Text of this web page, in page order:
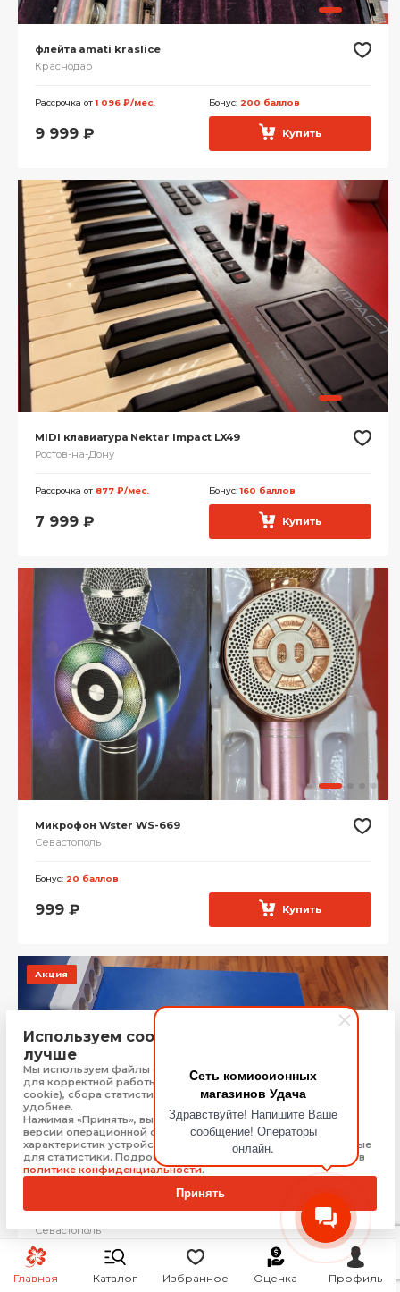
Cеть комиссионных
магазинов Удача
Здравствуйте! Напишите Ваше
сообщение! Операторы
онлайн.
Главная Каталог Избранное Оценка Профиль
флейта amati kraslice
Краснодар
Рассрочка от1 096 ₽/мес. Бонус: 200 баллов
9 999 ₽ Купить
MIDI клавиатура Nektar Impact LX49
Ростов-на-Дону
Рассрочка от 877 ₽/мес. Бонус:160 баллов
7 999 ₽ Купить
Микрофон Wster WS-669
Севастополь
Бонус: 20 баллов
999 ₽ Купить
Акция
контролер M-Audio Code-25
Севастополь
Рассрочка от 658 ₽/мес.
Используем cookie, чтобы сайт работал
лучше
Мы используем файлы cookie, Яндекс Метрику и 1С-Битрикс
для корректной работы сайта (технически необходимые
cookie), сбора статистики, чтобы сайт работал быстрее и
удобнее.
Нажимая «Принять», вы соглашаетесь на обработку: типа,
версии операционной системы и браузера, технических
характеристик устройства, технические данные, необходимые
для статистики. Подробную информацию Вы можете найти в
политике конфиденциальности.
Принять